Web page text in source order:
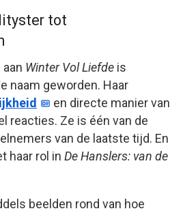
tot
Winter Vol Liefde is
naam geworden. Haar
en directe manier van
reacties. Ze is één van de
van de laatste tijd. En
haar rol in De Hanslers: van de
beelden rond van hoe